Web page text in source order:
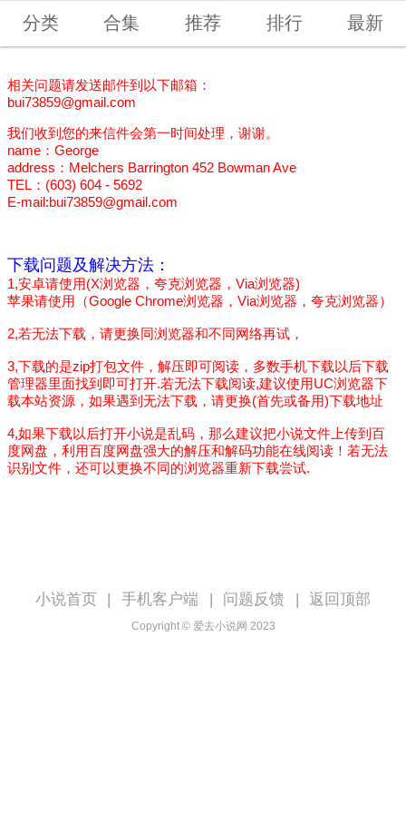
分类 合集 推荐 排行 最新
相关问题请发送邮件到以下邮箱：
bui73859@gmail.com
我们收到您的来信件会第一时间处理，谢谢。
name：George
address：Melchers Barrington 452 Bowman Ave
TEL：(603) 604 - 5692
E-mail:bui73859@gmail.com
下载问题及解决方法：
1,安卓请使用(X浏览器，夸克浏览器，Via浏览器)
苹果请使用（Google Chrome浏览器，Via浏览器，夸克浏览器）
2,若无法下载，请更换同浏览器和不同网络再试，
3,下载的是zip打包文件，解压即可阅读，多数手机下载以后下载
管理器里面找到即可打开.若无法下载阅读,建议使用UC浏览器下
载本站资源，如果遇到无法下载，请更换(首先或备用)下载地址
4,如果下载以后打开小说是乱码，那么建议把小说文件上传到百
度网盘，利用百度网盘强大的解压和解码功能在线阅读！若无法
识别文件，还可以更换不同的浏览器重新下载尝试.
小说首页 | 手机客户端 | 问题反馈 | 返回顶部
Copyright © 爱去小说网 2023